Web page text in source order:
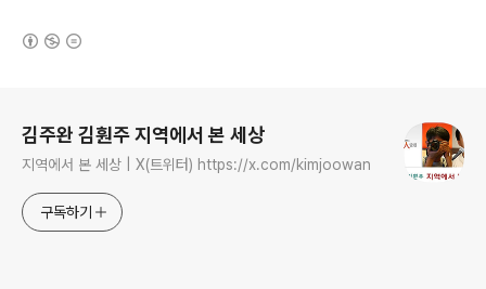
김주완 김훤주 지역에서 본 세상
지역에서 본 세상 | X(트위터) https://x.com/kimjoowan
구독하기